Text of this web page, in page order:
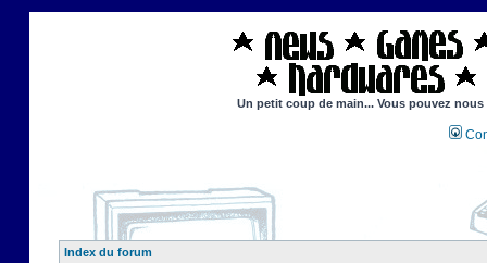
Un petit coup de main... Vous pouvez
Index du forum